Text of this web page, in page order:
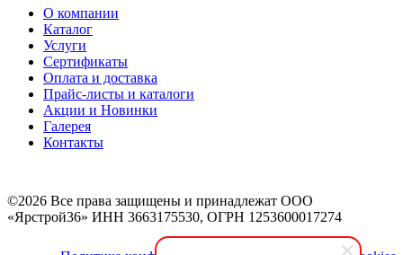
О компании
Каталог
Услуги
Сертификаты
Оплата и доставка
Прайс-листы и каталоги
Акции и Новинки
Галерея
Контакты
©2026 Все права защищены и принадлежат ООО
«Ярстрой36» ИНН 3663175530, ОГРН 1253600017274